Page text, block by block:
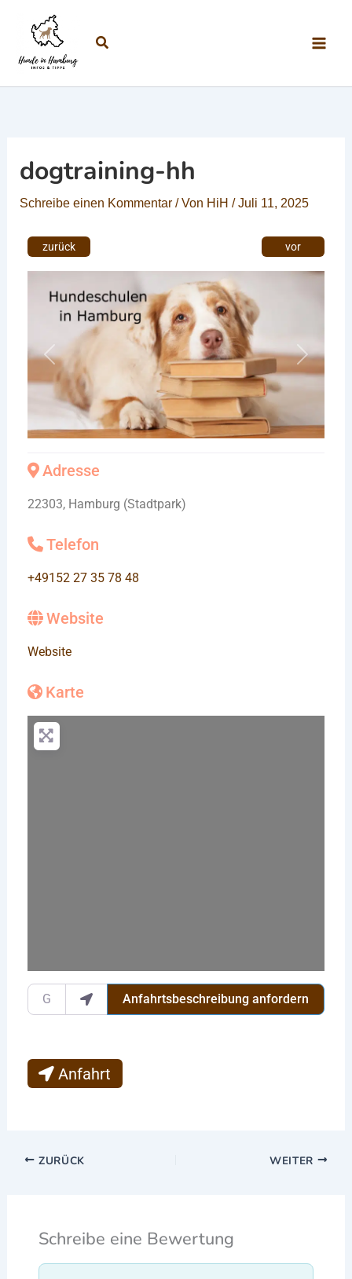
Suchen
dogtraining-hh
Schreibe einen Kommentar / Von HiH /Juli 11, 2025
Vorheriges
Adresse
22303, Hamburg (Stadtpark)
Telefon
+49152 27 35 78 48
Website
Website
Karte
Gib deinen Standort ein.Anfahrtsbeschreibung anfordern
Anfahrt
ZURÜCK WEITER
Schreibe eine Bewertung